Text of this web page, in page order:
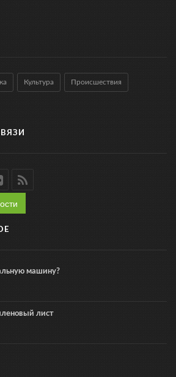
Культура Происшествия
машину?
лист